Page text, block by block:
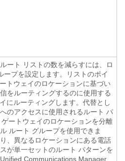
ート リストの数を減らすには、ロ
ープを設定します。リストのポイ
トウェイのロケーションに基づい
をルーティングするのに使用する
にルーティングします。代替とし
のアクセスに使用されるルート パ
ートウェイのロケーションを分離
ルート グループを使用できま
、異なるロケーションにある電話
が単一セットのルート パターンを
Unified Communications Manager